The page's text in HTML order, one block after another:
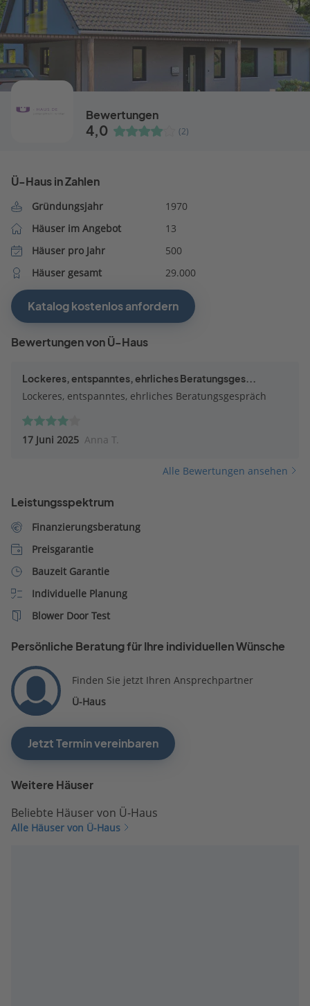
Bewertungen
4,0 (2)
Ü-Haus in Zahlen
Gründungsjahr
1970
Häuser im Angebot
13
Häuser pro Jahr
500
Häuser gesamt
29.000
Katalog kostenlos anfordern
Bewertungen von Ü-Haus
Lockeres, entspanntes, ehrliches Beratungsges...
Lockeres, entspanntes, ehrliches Beratungsgespräch
17 Juni 2025 Anna T.
Alle Bewertungen ansehen
Leistungsspektrum
Finanzierungsberatung
Preisgarantie
Bauzeit Garantie
Individuelle Planung
Blower Door Test
Persönliche Beratung für Ihre individuellen Wünsche
Finden Sie jetzt Ihren Ansprechpartner
Ü-Haus
Jetzt Termin vereinbaren
Weitere Häuser
Beliebte Häuser von Ü-Haus
Alle Häuser von Ü-Haus